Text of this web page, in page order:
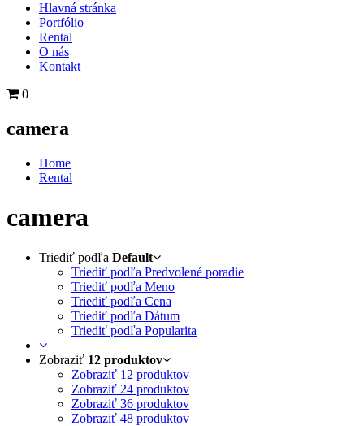
Hlavná stránka
Portfólio
Rental
O nás
Kontakt
0
camera
Home
Rental
camera
Triediť podľa Default
Triediť podľa Predvolené poradie
Triediť podľa Meno
Triediť podľa Cena
Triediť podľa Dátum
Triediť podľa Popularita
Zobraziť 12 produktov
Zobraziť 12 produktov
Zobraziť 24 produktov
Zobraziť 36 produktov
Zobraziť 48 produktov